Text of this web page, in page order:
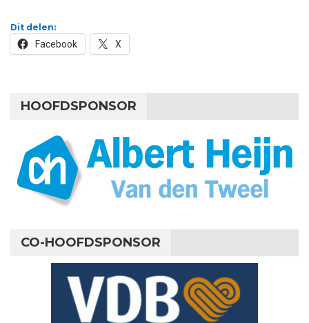
Dit delen:
Facebook X
HOOFDSPONSOR
CO-HOOFDSPONSOR